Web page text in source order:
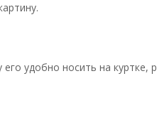
удобно носить на